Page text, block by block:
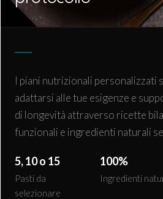
I piani nutrizionali personalizzati
adattarsi alle tue esigenze e
di longevità attraverso ricette
funzionali e ingredienti naturali
5, 10 o 15
Pasti da
selezionare
100%
Ingredienti